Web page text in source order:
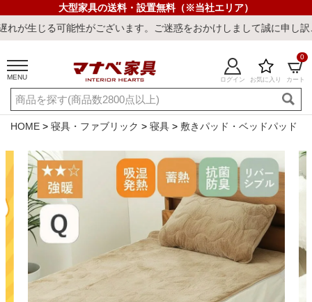
大型家具の送料・設置無料（※当社エリア）
がございます。ご迷惑をおかけしまして誠に申し訳ございません。
MENU ログイン お気に入り カート
0
ご利用ガイド 新規会員登録
店舗一覧 閲覧履歴
キーワード・商品番号で探す
最短発送 冷感ラグ 冷感寝具 ワークデスク ウィルトンラ
HOME 寝具・ファブリック 寝具 敷きパッド・ベッドパッド